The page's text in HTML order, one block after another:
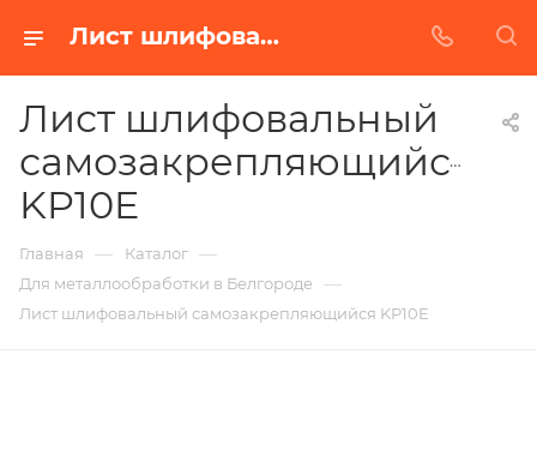
Лист шлифовальный самозакрепляющийся KP10E в Белгороде | Купить по недорогой цене от Абразивного Завода
Лист шлифовальный
самозакрепляющийся
KP10E
Главная — Каталог —
Для металлообработки в Белгороде —
Лист шлифовальный самозакрепляющийся KP10E